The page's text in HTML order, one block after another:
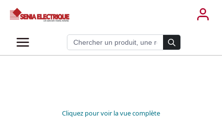
Aller
contenu
Recherche de produits
Cliquez pour voir la vue complète